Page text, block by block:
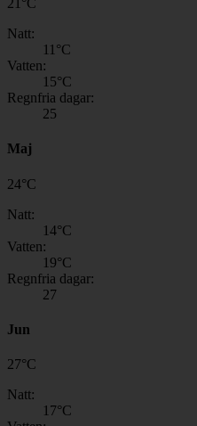
21 °C
Natt:
11 °C
Vatten:
15°C
Regnfria dagar:
25
Maj
24°C
Natt:
14°C
Vatten:
19°C
Regnfria dagar:
27
Jun
27°C
Natt:
17°C